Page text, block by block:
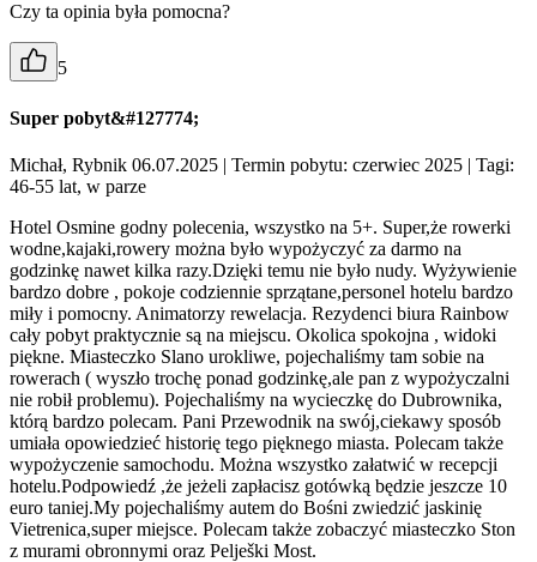
Czy ta opinia była pomocna?
5
Super pobyt&#127774;
Michał, Rybnik 06.07.2025 | Termin pobytu: czerwiec 2025 | Tagi:
46-55 lat, w parze
Hotel Osmine godny polecenia, wszystko na 5+. Super,że rowerki
wodne,kajaki,rowery można było wypożyczyć za darmo na
godzinkę nawet kilka razy.Dzięki temu nie było nudy. Wyżywienie
bardzo dobre , pokoje codziennie sprzątane,personel hotelu bardzo
miły i pomocny. Animatorzy rewelacja. Rezydenci biura Rainbow
cały pobyt praktycznie są na miejscu. Okolica spokojna , widoki
piękne. Miasteczko Slano urokliwe, pojechaliśmy tam sobie na
rowerach ( wyszło trochę ponad godzinkę,ale pan z wypożyczalni
nie robił problemu). Pojechaliśmy na wycieczkę do Dubrownika,
którą bardzo polecam. Pani Przewodnik na swój,ciekawy sposób
umiała opowiedzieć historię tego pięknego miasta. Polecam także
wypożyczenie samochodu. Można wszystko załatwić w recepcji
hotelu.Podpowiedź ,że jeżeli zapłacisz gotówką będzie jeszcze 10
euro taniej.My pojechaliśmy autem do Bośni zwiedzić jaskinię
Vietrenica,super miejsce. Polecam także zobaczyć miasteczko Ston
z murami obronnymi oraz Pelješki Most.